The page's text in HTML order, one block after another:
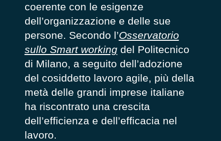
coerente con le esigenze
dell’organizzazione e delle sue
persone. Secondo l’Osservatorio
sullo Smart workingdel Politecnico
di Milano, a seguito dell’adozione
del cosiddetto lavoro agile, più della
metà delle grandi imprese italiane
ha riscontrato una crescita
dell’efficienza e dell’efficacia nel
lavoro.